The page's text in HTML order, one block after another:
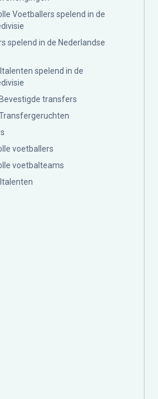
Voetballers spelend in de
spelend in de Nederlandse
spelend in de
transfers
voetballers
voetbalteams